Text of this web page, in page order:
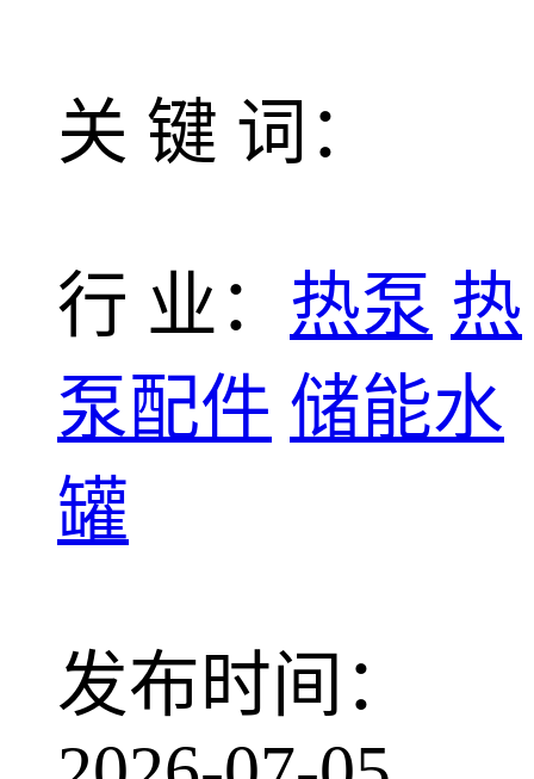
关 键 词：
行 业： 热泵 热
泵配件 储能水
罐
发布时间：